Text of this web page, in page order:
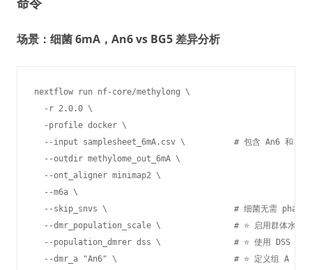
场景：细菌 6mA，An6 vs BG5 差异分析
nextflow run nf-core/methylong \
  -r 2.0.0 \
  -profile docker \
--input samplesheet_6mA.csv \          # 包含 An6 和
  --outdir methylome_out_6mA \
  --ont_aligner minimap2 \
  --m6a \
--skip_snvs \                          # 细菌无需
--dmr_population_scale \               # ⭐ 启用群体水平
--population_dmrer dss \               # ⭐ 使用 DSS 进行
--dmr_a "An6" \                        # ⭐ 定义组 A